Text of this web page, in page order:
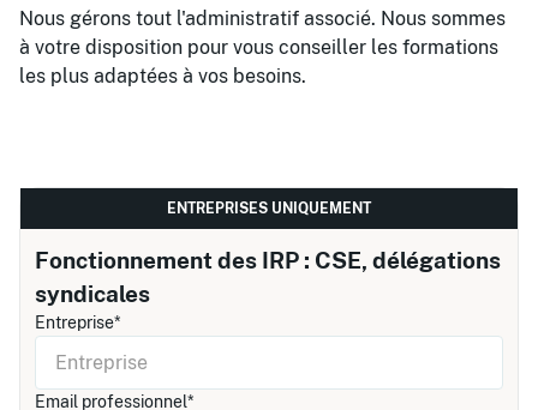
Nous gérons tout l'administratif associé. Nous sommes
à votre disposition pour vous conseiller les formations
les plus adaptées à vos besoins.
ENTREPRISES UNIQUEMENT
Fonctionnement des IRP : CSE, délégations
syndicales
Entreprise*
Email professionnel*